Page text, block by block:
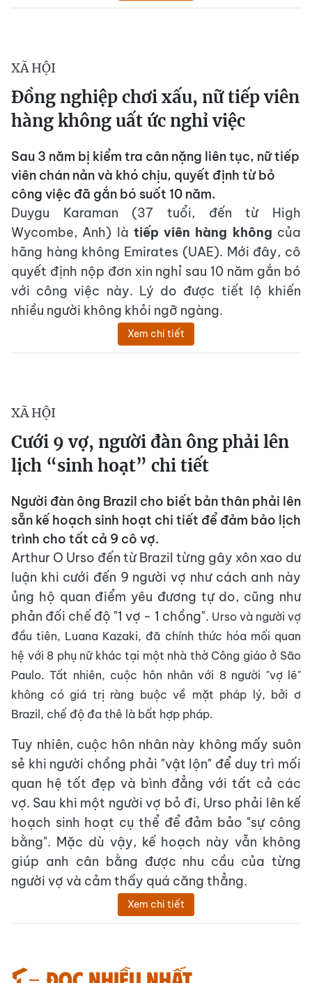
XÃ HỘI
Đồng nghiệp chơi xấu, nữ tiếp viên
hàng không uất ức nghỉ việc
Sau 3 năm bị kiểm tra cân nặng liên tục, nữ tiếp
viên chán nản và khó chịu, quyết định từ bỏ
công việc đã gắn bó suốt 10 năm.
Duygu Karaman (37 tuổi, đến từ High
Wycombe, Anh) là tiếp viên hàng không của
hãng hàng không Emirates (UAE). Mới đây, cô
quyết định nộp đơn xin nghỉ sau 10 năm gắn bó
với công việc này. Lý do được tiết lộ khiến
nhiều người không khỏi ngỡ ngàng.
Xem chi tiết
XÃ HỘI
Cưới 9 vợ, người đàn ông phải lên
lịch “sinh hoạt” chi tiết
Người đàn ông Brazil cho biết bản thân phải lên
sẵn kế hoạch sinh hoạt chi tiết để đảm bảo lịch
trình cho tất cả 9 cô vợ.
Arthur O Urso đến từ Brazil từng gây xôn xao dư
luận khi cưới đến 9 người vợ như cách anh này
ủng hộ quan điểm yêu đương tự do, cũng như
phản đối chế độ "1 vợ - 1 chồng". Urso và người vợ
đầu tiên, Luana Kazaki, đã chính thức hóa mối quan
hệ với 8 phụ nữ khác tại một nhà thờ Công giáo ở São
Paulo. Tất nhiên, cuộc hôn nhân với 8 người "vợ lẽ"
không có giá trị ràng buộc về mặt pháp lý, bởi ơ
Brazil, chế độ đa thê là bất hợp pháp.
Tuy nhiên, cuộc hôn nhân này không mấy suôn
sẻ khi người chồng phải "vật lộn" để duy trì mối
quan hệ tốt đẹp và bình đẳng với tất cả các
vợ. Sau khi một người vợ bỏ đi, Urso phải lên kế
hoạch sinh hoạt cụ thể để đảm bảo "sự công
bằng". Mặc dù vậy, kế hoạch này vẫn không
giúp anh cân bằng được nhu cầu của từng
người vợ và cảm thấy quá căng thẳng.
Xem chi tiết